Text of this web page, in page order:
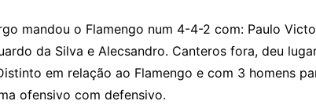
mandou o Flamengo num 4-4-2 com: Paulo
da Silva e Alecsandro. Canteros fora, deu
em relação ao Flamengo e com 3 homens
ofensivo com defensivo.